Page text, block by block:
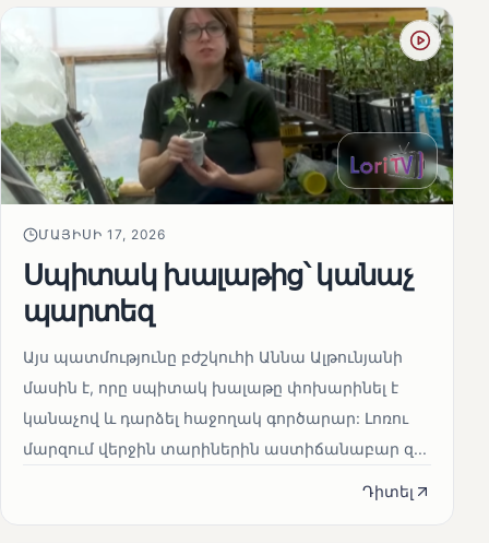
ՄԱՅԻՍԻ 17, 2026
Սպիտակ խալաթից՝ կանաչ
պարտեզ
Այս պատմությունը բժշկուհի Աննա Ալթունյանի
մասին է, որը սպիտակ խալաթը փոխարինել է
կանաչով և դարձել հաջողակ գործարար: Լոռու
մարզում վերջին տարիներին աստիճանաբար զ...
Դիտել